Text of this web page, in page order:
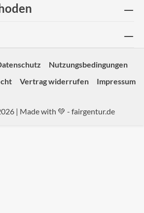
Nutzungsbedingungen
Vertrag widerrufen Impressum
| Made with 💚 - fairgentur.de